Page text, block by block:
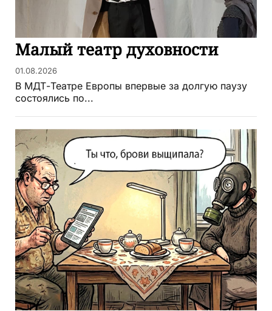
Малый театр духовности
01.08.2026
В МДТ-Театре Европы впервые за долгую паузу
состоялись по...